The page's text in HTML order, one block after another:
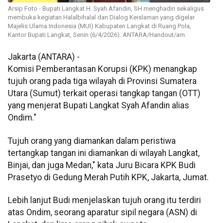
Arsip Foto - Bupati Langkat H. Syah Afandin, SH menghadiri sekaligus
membuka kegiatan Halalbihalal dan Dialog Keislaman yang digelar
Majelis Ulama Indonesia (MUI) Kabupaten Langkat di Ruang Pola,
Kantor Bupati Langkat, Senin (6/4/2026). ANTARA/Handout/am.
Jakarta (ANTARA) -
Komisi Pemberantasan Korupsi (KPK) menangkap
tujuh orang pada tiga wilayah di Provinsi Sumatera
Utara (Sumut) terkait operasi tangkap tangan (OTT)
yang menjerat Bupati Langkat Syah Afandin alias
Ondim."
Tujuh orang yang diamankan dalam peristiwa
tertangkap tangan ini diamankan di wilayah Langkat,
Binjai, dan juga Medan," kata Juru Bicara KPK Budi
Prasetyo di Gedung Merah Putih KPK, Jakarta, Jumat.
Lebih lanjut Budi menjelaskan tujuh orang itu terdiri
atas Ondim, seorang aparatur sipil negara (ASN) di